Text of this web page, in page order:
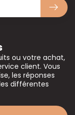
ou votre achat,
client. Vous
les réponses
différentes